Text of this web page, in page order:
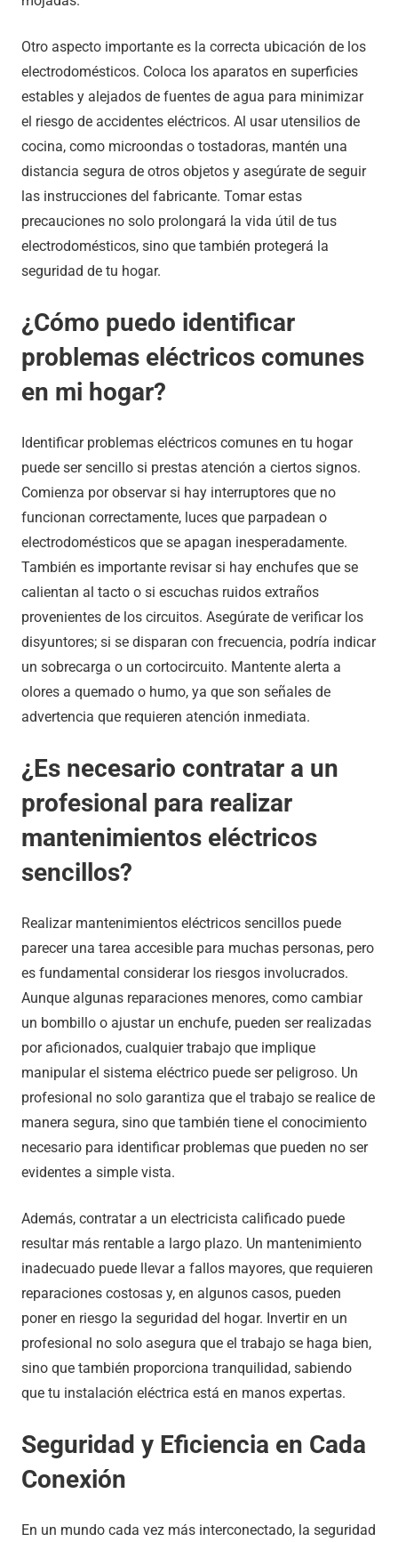
Otro aspecto importante es la correcta ubicación de los
electrodomésticos. Coloca los aparatos en superficies
estables y alejados de fuentes de agua para minimizar
el riesgo de accidentes eléctricos. Al usar utensilios de
cocina, como microondas o tostadoras, mantén una
distancia segura de otros objetos y asegúrate de seguir
las instrucciones del fabricante. Tomar estas
precauciones no solo prolongará la vida útil de tus
electrodomésticos, sino que también protegerá la
seguridad de tu hogar.
¿Cómo puedo identificar
problemas eléctricos comunes
en mi hogar?
Identificar problemas eléctricos comunes en tu hogar
puede ser sencillo si prestas atención a ciertos signos.
Comienza por observar si hay interruptores que no
funcionan correctamente, luces que parpadean o
electrodomésticos que se apagan inesperadamente.
También es importante revisar si hay enchufes que se
calientan al tacto o si escuchas ruidos extraños
provenientes de los circuitos. Asegúrate de verificar los
disyuntores; si se disparan con frecuencia, podría indicar
un sobrecarga o un cortocircuito. Mantente alerta a
olores a quemado o humo, ya que son señales de
advertencia que requieren atención inmediata.
¿Es necesario contratar a un
profesional para realizar
mantenimientos eléctricos
sencillos?
Realizar mantenimientos eléctricos sencillos puede
parecer una tarea accesible para muchas personas, pero
es fundamental considerar los riesgos involucrados.
Aunque algunas reparaciones menores, como cambiar
un bombillo o ajustar un enchufe, pueden ser realizadas
por aficionados, cualquier trabajo que implique
manipular el sistema eléctrico puede ser peligroso. Un
profesional no solo garantiza que el trabajo se realice de
manera segura, sino que también tiene el conocimiento
necesario para identificar problemas que pueden no ser
evidentes a simple vista.
Además, contratar a un electricista calificado puede
resultar más rentable a largo plazo. Un mantenimiento
inadecuado puede llevar a fallos mayores, que requieren
reparaciones costosas y, en algunos casos, pueden
poner en riesgo la seguridad del hogar. Invertir en un
profesional no solo asegura que el trabajo se haga bien,
sino que también proporciona tranquilidad, sabiendo
que tu instalación eléctrica está en manos expertas.
Seguridad y Eficiencia en Cada
Conexión
En un mundo cada vez más interconectado, la seguridad